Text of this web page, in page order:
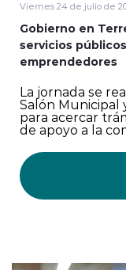
Viernes 24 de julio de
Gobierno en
servicios
emprendedores
La jornada se
Salón Municipal
para acercar
de apoyo a la